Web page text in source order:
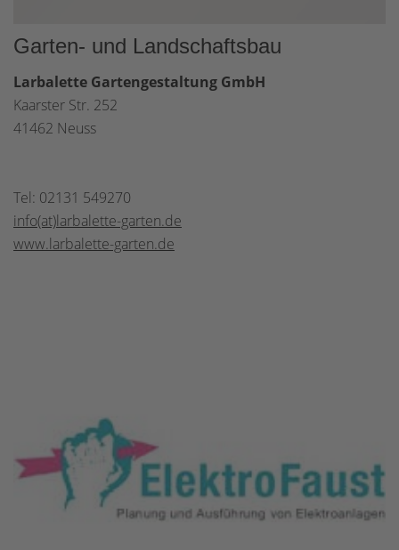
Garten- und Landschaftsbau
Larbalette Gartengestaltung GmbH
Kaarster Str. 252
41462 Neuss
Tel: 02131 549270
info(at)larbalette-garten.de
www.larbalette-garten.de